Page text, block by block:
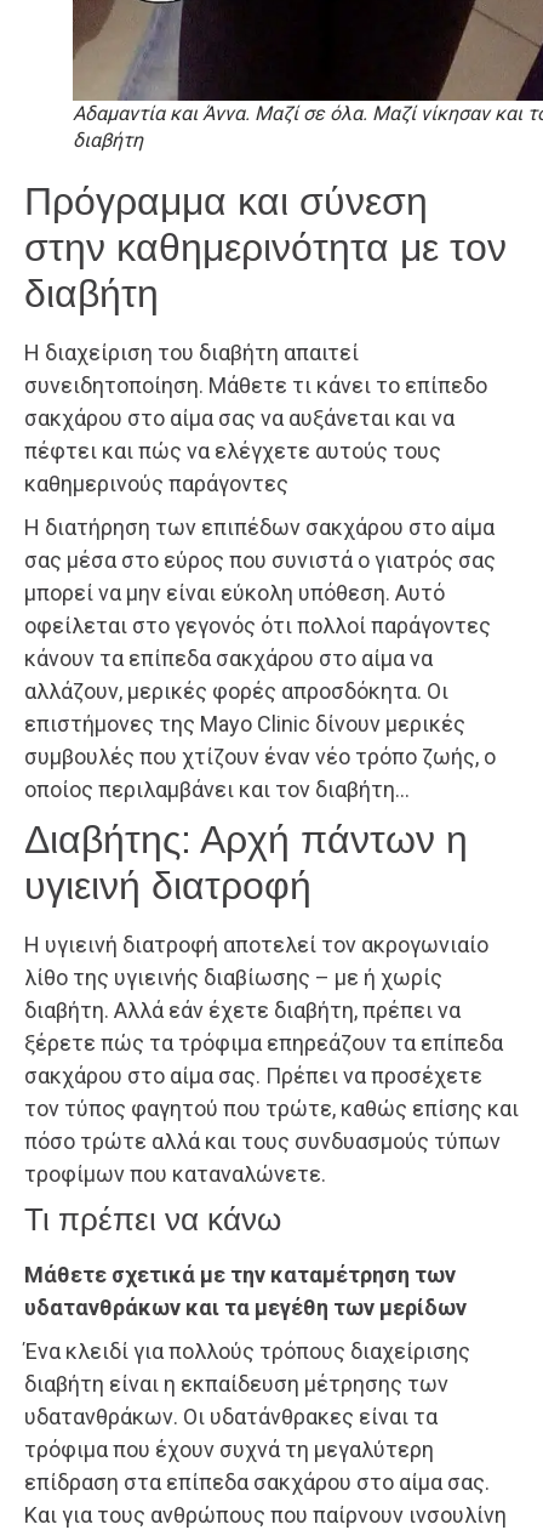
Αδαμαντία και Άννα. Μαζί σε όλα. Μαζί νίκησαν και
διαβήτη
Πρόγραμμα και σύνεση
στην καθημερινότητα με τον
διαβήτη
Η διαχείριση του διαβήτη απαιτεί
συνειδητοποίηση. Μάθετε τι κάνει το επίπεδο
σακχάρου στο αίμα σας να αυξάνεται και να
πέφτει και πώς να ελέγχετε αυτούς τους
καθημερινούς παράγοντες
Η διατήρηση των επιπέδων σακχάρου στο αίμα
σας μέσα στο εύρος που συνιστά ο γιατρός σας
μπορεί να μην είναι εύκολη υπόθεση. Αυτό
οφείλεται στο γεγονός ότι πολλοί παράγοντες
κάνουν τα επίπεδα σακχάρου στο αίμα να
αλλάζουν, μερικές φορές απροσδόκητα. Οι
επιστήμονες της Mayo Clinic δίνουν μερικές
συμβουλές που χτίζουν έναν νέο τρόπο ζωής, ο
οποίος περιλαμβάνει και τον διαβήτη…
Διαβήτης: Αρχή πάντων η
υγιεινή διατροφή
Η υγιεινή διατροφή αποτελεί τον ακρογωνιαίο
λίθο της υγιεινής διαβίωσης – με ή χωρίς
διαβήτη. Αλλά εάν έχετε διαβήτη, πρέπει να
ξέρετε πώς τα τρόφιμα επηρεάζουν τα επίπεδα
σακχάρου στο αίμα σας. Πρέπει να προσέχετε
τον τύπος φαγητού που τρώτε, καθώς επίσης και
πόσο τρώτε αλλά και τους συνδυασμούς τύπων
τροφίμων που καταναλώνετε.
Τι πρέπει να κάνω
Μάθετε σχετικά με την καταμέτρηση των
υδατανθράκων και τα μεγέθη των μερίδων
Ένα κλειδί για πολλούς τρόπους διαχείρισης
διαβήτη είναι η εκπαίδευση μέτρησης των
υδατανθράκων. Οι υδατάνθρακες είναι τα
τρόφιμα που έχουν συχνά τη μεγαλύτερη
επίδραση στα επίπεδα σακχάρου στο αίμα σας.
Και για τους ανθρώπους που παίρνουν ινσουλίνη